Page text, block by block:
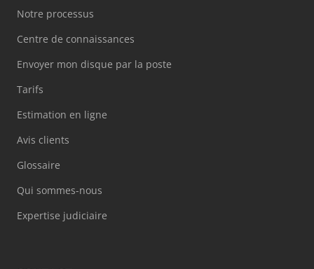
Notre processus
Centre de connaissances
Envoyer mon disque par la poste
Tarifs
Estimation en ligne
Avis clients
Glossaire
Qui sommes-nous
Expertise judiciaire